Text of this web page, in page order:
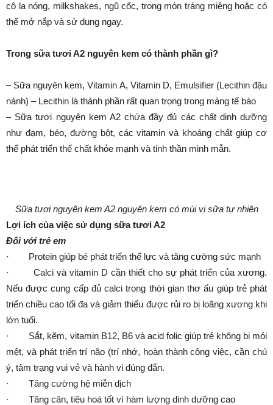
cô la nóng, milkshakes, ngũ cốc, trong món tráng miệng hoặc có
thể mở nắp và sử dụng ngay.
Trong sữa tươi A2 nguyên kem có thành phần gì?
– Sữa nguyên kem, Vitamin A, Vitamin D, Emulsifier (Lecithin đậu
nành) – Lecithin là thành phần rất quan trọng trong màng tế bào
– Sữa tươi nguyên kem A2 chứa đầy đủ các chất dinh dưỡng
như đạm, béo, đường bột, các vitamin và khoáng chất giúp cơ
thể phát triển thể chất khỏe mạnh và tinh thần minh mẫn.
Sữa tươi nguyên kem A2 nguyên kem có mùi vị sữa tự nhiên
Lợi ích của việc sử dụng sữa tươi A2
Đối với trẻ em
· Protein giúp bé phát triển thể lực và tăng cường sức mạnh
· Calci và vitamin D cần thiết cho sự phát triển của xương.
Nếu được cung cấp đủ calci trong thời gian thơ ấu giúp trẻ phát
triển chiều cao tối đa và giảm thiểu được rủi ro bị loãng xương khi
lớn tuổi.
· Sắt, kẽm, vitamin B12, B6 và acid folic giúp trẻ không bị mỏi
mệt, và phát triển trí não (trí nhớ, hoàn thành công việc, cần chú
ý, tâm trạng vui vẻ và hành vi đúng đắn.
· Tăng cường hệ miễn dịch
· Tăng cân, tiêu hoá tốt vì hàm lượng dinh dưỡng cao